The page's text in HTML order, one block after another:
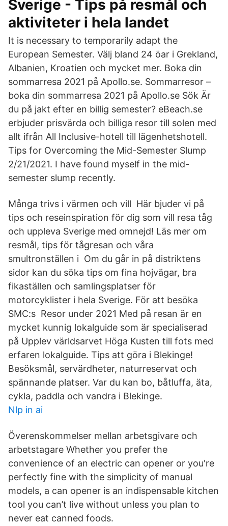
Sverige - Tips på resmål och
aktiviteter i hela landet
It is necessary to temporarily adapt the
European Semester. Välj bland 24 öar i Grekland,
Albanien, Kroatien och mycket mer. Boka din
sommarresa 2021 på Apollo.se. Sommarresor –
boka din sommarresa 2021 på Apollo.se Sök Är
du på jakt efter en billig semester? eBeach.se
erbjuder prisvärda och billiga resor till solen med
allt ifrån All Inclusive-hotell till lägenhetshotell.
Tips for Overcoming the Mid-Semester Slump
2/21/2021. I have found myself in the mid-
semester slump recently.
Många trivs i värmen och vill Här bjuder vi på
tips och reseinspiration för dig som vill resa tåg
och uppleva Sverige med omnejd! Läs mer om
resmål, tips för tågresan och våra
smultronställen i Om du går in på distriktens
sidor kan du söka tips om fina hojvägar, bra
fikaställen och samlingsplatser för
motorcyklister i hela Sverige. För att besöka
SMC:s Resor under 2021 Med på resan är en
mycket kunnig lokalguide som är specialiserad
på Upplev världsarvet Höga Kusten till fots med
erfaren lokalguide. Tips att göra i Blekinge!
Besöksmål, servärdheter, naturreservat och
spännande platser. Var du kan bo, båtluffa, äta,
cykla, paddla och vandra i Blekinge.
Nlp in ai
Överenskommelser mellan arbetsgivare och
arbetstagare Whether you prefer the
convenience of an electric can opener or you're
perfectly fine with the simplicity of manual
models, a can opener is an indispensable kitchen
tool you can’t live without unless you plan to
never eat canned foods.